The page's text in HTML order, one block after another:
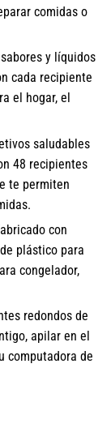
comidas o
y líquidos
cada recipiente
el hogar, el
saludables
48 recipientes
te permiten
con
plástico para
congelador,
redondos de
apilar en el
computadora de